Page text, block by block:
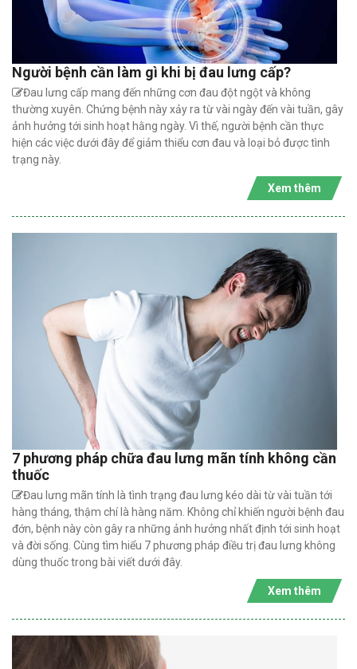
Người bệnh cần làm gì khi bị đau lưng cấp?
Đau lưng cấp mang đến những cơn đau đột ngột và không
thường xuyên. Chứng bệnh này xảy ra từ vài ngày đến vài tuần, gây
ảnh hưởng tới sinh hoạt hằng ngày. Vì thế, người bệnh cần thực
hiện các việc dưới đây để giảm thiểu cơn đau và loại bỏ được tình
trạng này.
Xem thêm
7 phương pháp chữa đau lưng mãn tính không cần
thuốc
Đau lưng mãn tính là tình trạng đau lưng kéo dài từ vài tuần tới
hàng tháng, thậm chí là hàng năm. Không chỉ khiến người bệnh đau
đớn, bệnh này còn gây ra những ảnh hưởng nhất định tới sinh hoạt
và đời sống. Cùng tìm hiểu 7 phương pháp điều trị đau lưng không
dùng thuốc trong bài viết dưới đây.
Xem thêm